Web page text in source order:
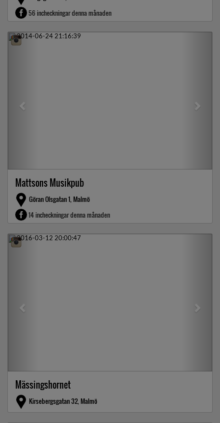
56 incheckningar denna månaden
Previous
Mattsons Musikpub
Göran Olsgatan 1, Malmö
14 incheckningar denna månaden
Previous
Mässingshornet
Kirsebergsgatan 32, Malmö